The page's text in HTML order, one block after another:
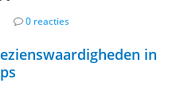
0 reacties
in